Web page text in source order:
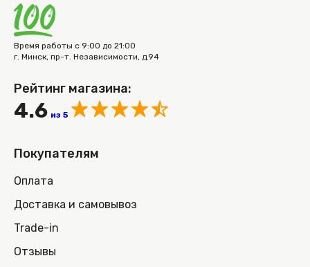
Время работы с 9:00 до 21:00
г. Минск, пр-т. Независимости, д.94
Рейтинг магазина:
4.6 из 5
Покупателям
Оплата
Доставка и самовывоз
Trade-in
Отзывы